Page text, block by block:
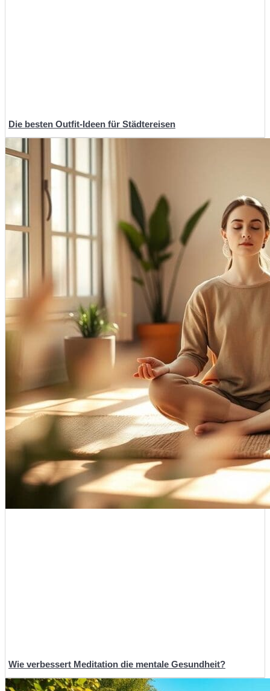
Die besten Outfit-Ideen für Städtereisen
Wie verbessert Meditation die mentale Gesundheit?